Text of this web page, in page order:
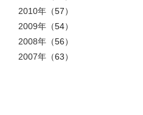
2010年 （57）
2009年 （54）
2008年 （56）
2007年 （63）